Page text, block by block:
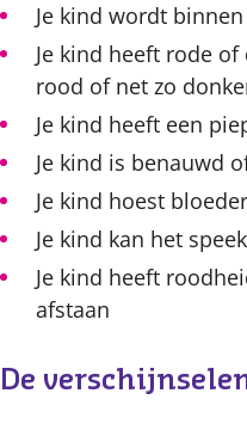
Je kind wordt
Je kind heeft rode
rood of net zo
Je kind heeft een
Je kind is benauwd
Je kind hoest
Je kind kan het
Je kind heeft
afstaan
De